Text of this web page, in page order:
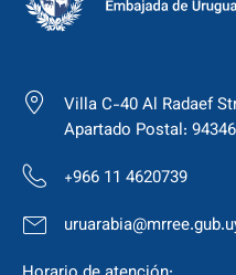
Villa C-40 Al Radaef
Apartado Postal:
+966 11 4620739